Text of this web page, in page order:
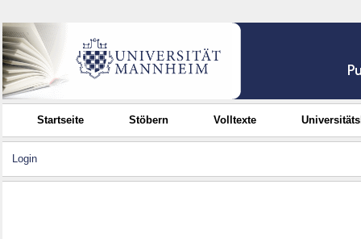
Startseite Stöbern Volltexte
Login